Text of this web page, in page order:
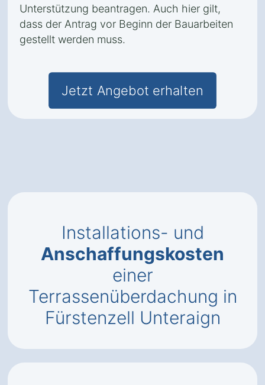
Unterstützung beantragen. Auch hier gilt,
dass der Antrag vor Beginn der Bauarbeiten
gestellt werden muss.
Jetzt Angebot erhalten
Installations- und
Anschaffungskosten
einer
Terrassenüberdachung in
Fürstenzell Unteraign